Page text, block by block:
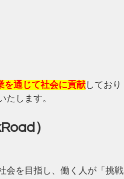
を通じて社会に貢献 しており
たします。
）
会を目指し、働く人が「挑戦